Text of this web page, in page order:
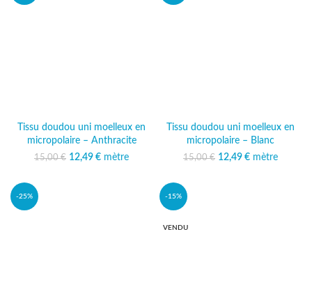
Tissu doudou uni moelleux en
micropolaire – Anthracite
15,00€ Le prix initial était :
12,49 €
Le prix
mètre
Tissu doudou uni moelleux en
micropolaire – Blanc
15,00€ Le prix initial était :
12,49 €
Le prix
mètre
-25% -15%
VENDU